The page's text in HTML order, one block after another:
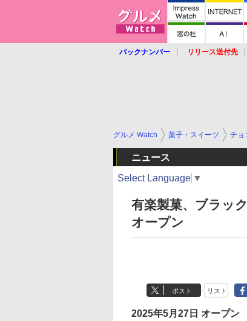
バックナンバー リリース送付先
グルメ Watch 菓子・スイーツ チョ
ニュース
Select Language ▼
有楽製菓、ブラッ
オープン
ポスト リスト
2025年5月27日 オープン